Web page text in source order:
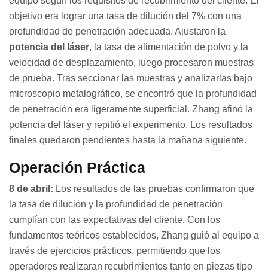
objetivo era lograr una tasa de dilución del 7% con una
profundidad de penetración adecuada. Ajustaron la
potencia del láser, la tasa de alimentación de polvo y la
velocidad de desplazamiento, luego procesaron muestras
de prueba. Tras seccionar las muestras y analizarlas bajo
microscopio metalográfico, se encontró que la profundidad
de penetración era ligeramente superficial. Zhang afinó la
potencia del láser y repitió el experimento. Los resultados
finales quedaron pendientes hasta la mañana siguiente.
Operación Práctica
8 de abril: Los resultados de las pruebas confirmaron que
la tasa de dilución y la profundidad de penetración
cumplían con las expectativas del cliente. Con los
fundamentos teóricos establecidos, Zhang guió al equipo a
través de ejercicios prácticos, permitiendo que los
operadores realizaran recubrimientos tanto en piezas tipo